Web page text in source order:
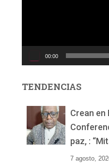
c
d
00:00
TENDENCIAS
Crean en
paz, :
7 agosto,